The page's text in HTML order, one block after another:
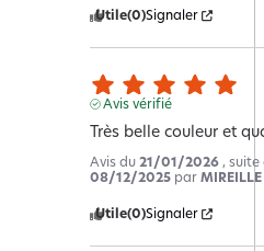
Utile(0)Signaler
Avis vérifié
Très belle couleur et
Avis du 21/01/2026 , suite
08/12/2025 par MIREILLE
Utile(0)Signaler